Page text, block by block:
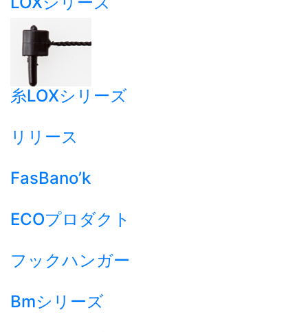
糸LOXシリーズ
リリース
FasBano’k
ECOプロダクト
フックハンガー
Bmシリーズ